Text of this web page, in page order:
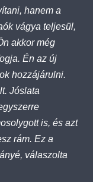
hanem a
vágya teljesül,
akkor még
Én az új
hozzájárulni.
Jóslata
is, és azt
rám. Ez a
válaszolta